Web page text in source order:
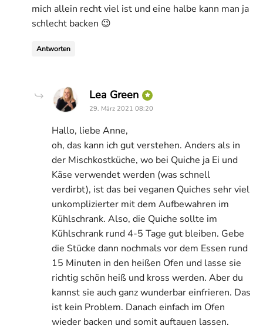
mich allein recht viel ist und eine halbe kann man ja
schlecht backen 😉
Antworten
Lea Green says:
29. März 2021 08:20
Hallo, liebe Anne,
oh, das kann ich gut verstehen. Anders als in
der Mischkostküche, wo bei Quiche ja Ei und
Käse verwendet werden (was schnell
verdirbt), ist das bei veganen Quiches sehr viel
unkomplizierter mit dem Aufbewahren im
Kühlschrank. Also, die Quiche sollte im
Kühlschrank rund 4-5 Tage gut bleiben. Gebe
die Stücke dann nochmals vor dem Essen rund
15 Minuten in den heißen Ofen und lasse sie
richtig schön heiß und kross werden. Aber du
kannst sie auch ganz wunderbar einfrieren. Das
ist kein Problem. Danach einfach im Ofen
wieder backen und somit auftauen lassen.